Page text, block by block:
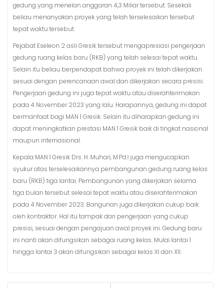
gedung yang menelan anggaran 4,3 Miliar tersebut. Sesekali
beliau menanyakan proyek yang telah terselesaikan tersebut
tepat waktu tersebut.
Pejabat Eseleon 2 asli Gresik tersebut mengapresiasi pengerjaan
gedung ruang kelas baru (RKB) yang telah selesai tepat waktu.
Selain itu beliau berpendapat bahwa proyek ini telah dikerjakan
sesuai dengan perencanaan awal dan dikerjakan secara presisi.
Pengerjaan gedung ini juga tepat waktu atau diserahterimakan
pada 4 November 2023 yang lalu. Harapannya, gedung ini dapat
bermanfaat bagi MAN 1 Gresik. Selain itu diharapkan gedung ini
dapat meningkatkan prestasi MAN 1 Gresik baik di tingkat nasional
maupun internasional.
Kepala MAN 1 Gresik Drs. H. Muhari, M.Pd.I juga mengucapkan
syukur atas terselesaikannya pembangunan gedung ruang kelas
baru (RKB) tiga lantai. Pembangunan yang dikerjakan selama
tiga bulan tersebut selesai tepat waktu atau diserahterimakan
pada 4 November 2023. Bangunan juga dikerjakan cukup baik
oleh kontraktor. Hal itu tampak dari pengerjaan yang cukup
presisi, sesuai dengan pengajuan awal proyek ini. Gedung baru
ini nanti akan difungsikan sebagai ruang kelas. Mulai lantai 1
hingga lantai 3 akan difungsikan sebagai kelas XI dan XII.